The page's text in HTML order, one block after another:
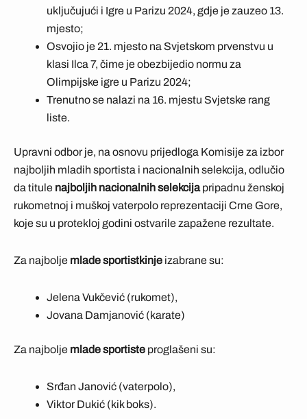
uključujući i Igre u Parizu 2024, gdje je zauzeo 13.
mjesto;
Osvojio je 21. mjesto na Svjetskom prvenstvu u
klasi Ilca 7, čime je obezbijedio normu za
Olimpijske igre u Parizu 2024;
Trenutno se nalazi na 16. mjestu Svjetske rang
liste.
Upravni odbor je, na osnovu prijedloga Komisije za izbor
najboljih mladih sportista i nacionalnih selekcija, odlučio
da titule najboljih nacionalnih selekcijapripadnu ženskoj
rukometnoj i muškoj vaterpolo reprezentaciji Crne Gore,
koje su u protekloj godini ostvarile zapažene rezultate.
Za najbolje mlade sportistkinje izabrane su:
Jelena Vukčević (rukomet),
Jovana Damjanović (karate)
Za najbolje mlade sportiste proglašeni su:
Srđan Janović (vaterpolo),
Viktor Dukić (kik boks).